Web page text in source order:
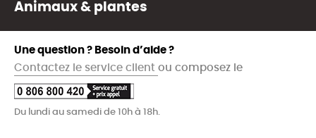
Animaux & plantes
Une question ? Besoin d’aide ?
Contactez le service client ou composez le
Du lundi au samedi de 10h à 18h.